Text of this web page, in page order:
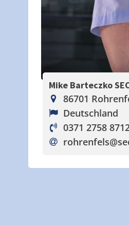
Mike Barteczko
86701
Deutschland
0371 2758
rohrenfels